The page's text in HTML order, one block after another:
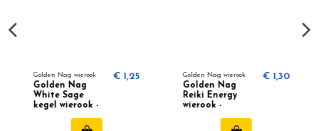
Golden Nag wierook
Golden Nag
White Sage
kegel wierook -
€ 1,25 Golden Nag wierook
Golden Nag
Reiki Energy
wierook -
€ 1,30